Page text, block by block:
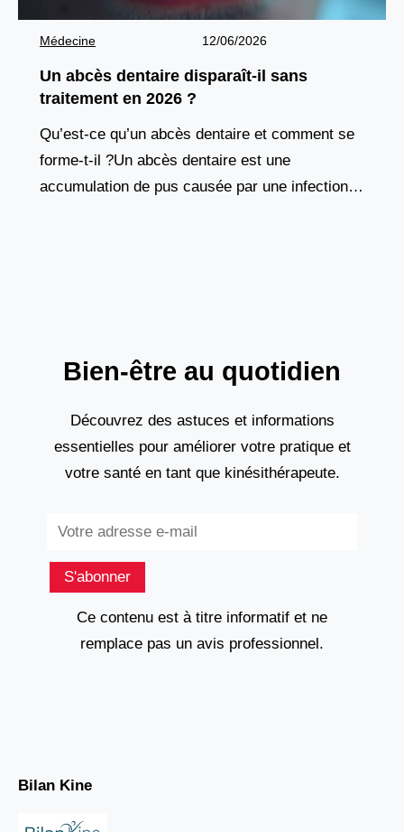
Médecine 12/06/2026
Un abcès dentaire disparaît-il sans
traitement en 2026 ?
Qu’est-ce qu’un abcès dentaire et comment se
forme-t-il ?Un abcès dentaire est une
accumulation de pus causée par une infection
Bien-être au quotidien
Découvrez des astuces et informations
essentielles pour améliorer votre pratique et
votre santé en tant que kinésithérapeute.
S'abonner
Ce contenu est à titre informatif et ne
remplace pas un avis professionnel.
Bilan Kine